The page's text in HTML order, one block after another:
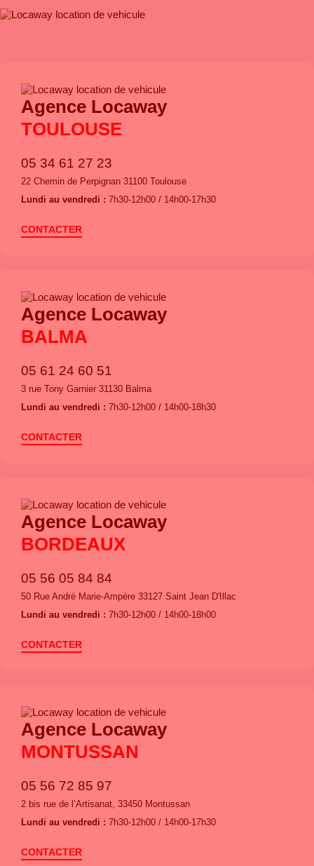
Agence Locaway
TOULOUSE
05 34 61 27 23
22 Chemin de Perpignan 31100 Toulouse
Lundi au vendredi : 7h30-12h00 / 14h00-17h30
CONTACTER
Agence Locaway
BALMA
05 61 24 60 51
3 rue Tony Garnier 31130 Balma
Lundi au vendredi : 7h30-12h00 / 14h00-18h30
CONTACTER
Agence Locaway
BORDEAUX
05 56 05 84 84
50 Rue André Marie-Ampère 33127 Saint Jean D'Illac
Lundi au vendredi : 7h30-12h00 / 14h00-18h00
CONTACTER
Agence Locaway
MONTUSSAN
05 56 72 85 97
2 bis rue de l’Artisanat, 33450 Montussan
Lundi au vendredi : 7h30-12h00 / 14h00-17h30
CONTACTER